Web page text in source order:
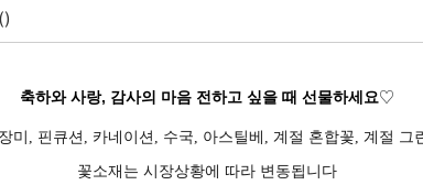
축하와 사랑, 감사의 마음 전하고 싶을 때 선물하세요♡
장미, 핀큐션, 카네이션, 수국, 아스틸베, 계절 혼합꽃, 계절 그
꽃소재는 시장상황에 따라 변동됩니다